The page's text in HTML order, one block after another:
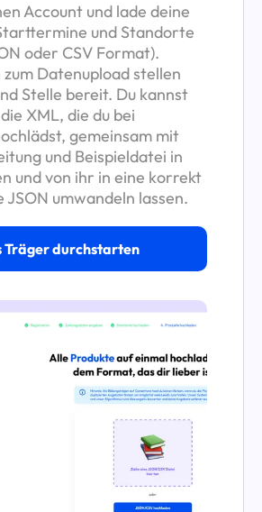
Account und lade deine
und Standorte
oder CSV Format).
Datenupload stellen
Stelle bereit. Du kannst
XML, die du bei
gemeinsam mit
und Beispieldatei in
und von ihr in eine korrekt
umwandeln lassen.
Träger durchstarten